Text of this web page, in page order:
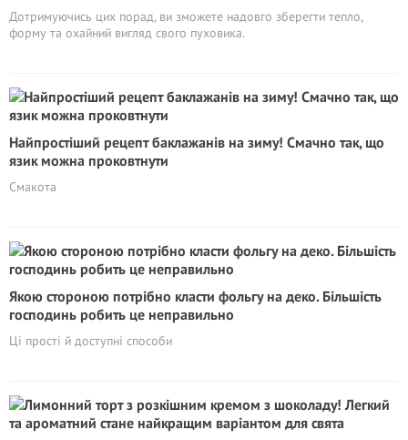
Дотримуючись цих порад, ви зможете надовго зберегти тепло,
форму та охайний вигляд свого пуховика.
Найпростіший рецепт баклажанів на зиму! Смачно так, що
язик можна проковтнути
Смакота
Якою стороною потрібно класти фольгу на деко. Більшість
господинь робить це неправильно
Ці прості й доступні способи